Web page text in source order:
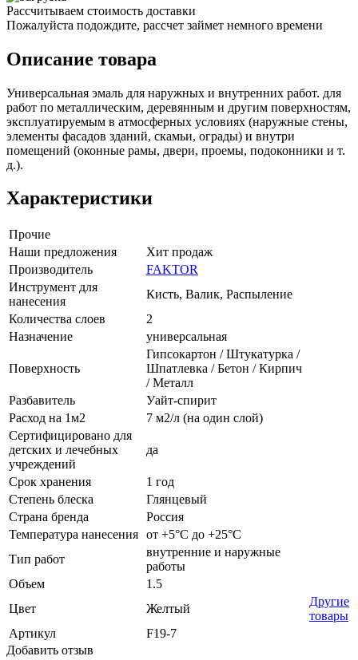
Рассчитываем стоимость доставки
Пожалуйста подождите, рассчет займет немного времени
Описание товара
Универсальная эмаль для наружных и внутренних работ. для
работ по металлическим, деревянным и другим поверхностям,
эксплуатируемым в атмосферных условиях (наружные стены,
элементы фасадов зданий, скамьи, ограды) и внутри
помещений (оконные рамы, двери, проемы, подоконники и т.
д.).
Характеристики
Прочие
Наши предложения
Хит продаж
Производитель
FAKTOR
Инструмент для
нанесения
Кисть, Валик, Распыление
Количества слоев
2
Назначение
универсальная
Поверхность
Гипсокартон / Штукатурка /
Шпатлевка / Бетон / Кирпич
/ Металл
Разбавитель
Уайт-спирит
Расход на 1м2
7 м2/л (на один слой)
Сертифицировано для
детских и лечебных
учреждений
да
Срок хранения
1 год
Степень блеска
Глянцевый
Страна бренда
Россия
Температура нанесения от +5°С до +25°С
Тип работ
внутренние и наружные
работы
Объем
1.5
Цвет
Желтый
Другие
товары
Артикул
F19-7
Добавить отзыв